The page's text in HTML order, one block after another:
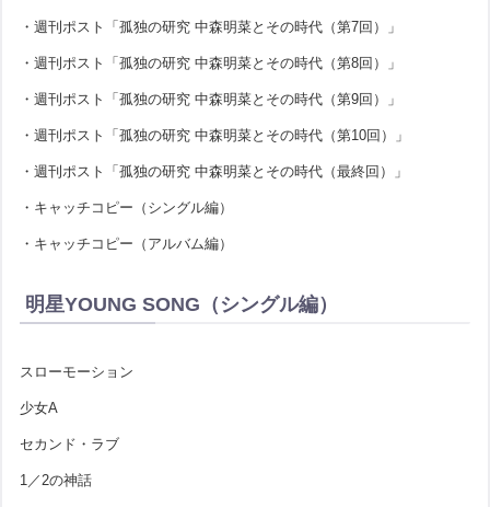
・週刊ポスト「孤独の研究 中森明菜とその時代（第7回）」
・週刊ポスト「孤独の研究 中森明菜とその時代（第8回）」
・週刊ポスト「孤独の研究 中森明菜とその時代（第9回）」
・週刊ポスト「孤独の研究 中森明菜とその時代（第10回）」
・週刊ポスト「孤独の研究 中森明菜とその時代（最終回）」
・キャッチコピー（シングル編）
・キャッチコピー（アルバム編）
明星YOUNG SONG（シングル編）
スローモーション
少女A
セカンド・ラブ
1／2の神話